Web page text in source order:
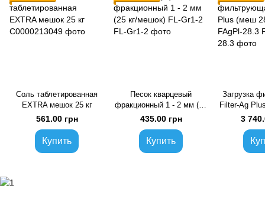
Соль таблетированная
EXTRA мешок 25 кг
561.00 грн
Купить
Песок кварцевый
фракционный 1 - 2 мм (25
кг/мешок) FL-Gr1-2
435.00 грн
Купить
Загрузка
Filter-Ag
FL-
3